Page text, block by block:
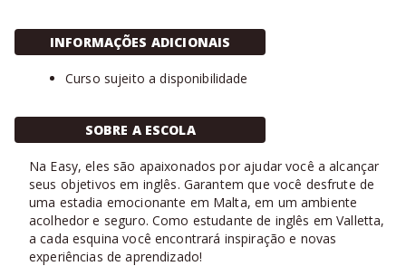
INFORMAÇÕES ADICIONAIS
Curso sujeito a disponibilidade
SOBRE A ESCOLA
Na Easy, eles são apaixonados por ajudar você a alcançar
seus objetivos em inglês. Garantem que você desfrute de
uma estadia emocionante em Malta, em um ambiente
acolhedor e seguro. Como estudante de inglês em Valletta,
a cada esquina você encontrará inspiração e novas
experiências de aprendizado!